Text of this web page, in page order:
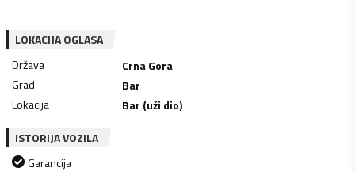
LOKACIJA OGLASA
Država
Crna Gora
Grad
Bar
Lokacija
Bar (uži dio)
ISTORIJA VOZILA
Garancija